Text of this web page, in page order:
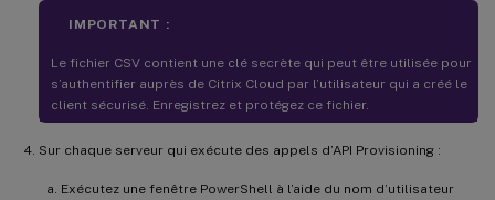
IMPORTANT :
Le fichier CSV contient une clé secrète qui peut être utilisée pour
s’authentifier auprès de Citrix Cloud par l’utilisateur qui a créé le
client sécurisé. Enregistrez et protégez ce fichier.
Sur chaque serveur qui exécute des appels d’API Provisioning :
Exécutez une fenêtre PowerShell à l’aide du nom d’utilisateur